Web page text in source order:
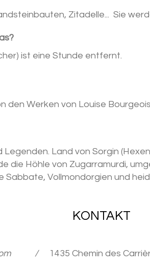
Zitadelle... Sie
ist eine Stunde entfernt.
den Werken von Louise
Land von Sorgin
die Höhle von Zugarramurdi,
Sabbate, Vollmondorgien und
KONTAKT
1435 Chemin des
/